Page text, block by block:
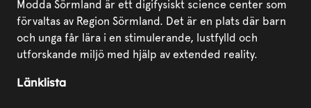
Modda Sörmland är ett digifysiskt science center som
förvaltas av Region Sörmland. Det är en plats där barn
och unga får lära i en stimulerande, lustfylld och
utforskande miljö med hjälp av extended reality.
Länklista